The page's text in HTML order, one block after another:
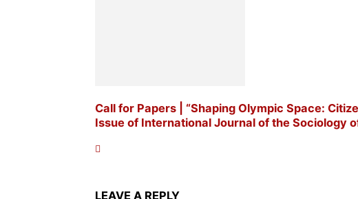
Call for Papers | “Shaping Olympic Space:
Issue of International Journal of the Sociology
LEAVE A REPLY